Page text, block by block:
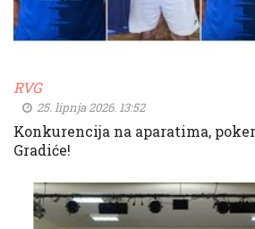
RVG
25. lipnja 2026. 13:52
Konkurencija na aparatima,
Gradiće!